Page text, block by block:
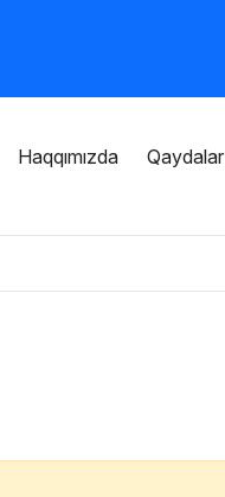
Haqqımızda Qaydalar